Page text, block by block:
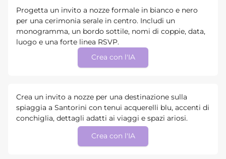
Progetta un invito a nozze formale in bianco e nero
per una cerimonia serale in centro. Includi un
monogramma, un bordo sottile, nomi di coppie, data,
luogo e una forte linea RSVP.
Crea con l'IA
Crea un invito a nozze per una destinazione sulla
spiaggia a Santorini con tenui acquerelli blu, accenti di
conchiglia, dettagli adatti ai viaggi e spazi ariosi.
Crea con l'IA